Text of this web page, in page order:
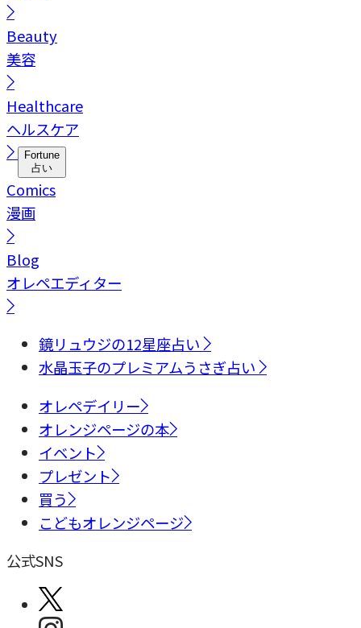
Beauty
美容
Healthcare
ヘルスケア
Fortune
占い
Comics
漫画
Blog
オレペエディター
鏡リュウジの12星座占い
水晶玉子のプレミアムうさぎ占い
オレペデイリー
オレンジページの本
イベント
プレゼント
買う
こどもオレンジページ
公式SNS